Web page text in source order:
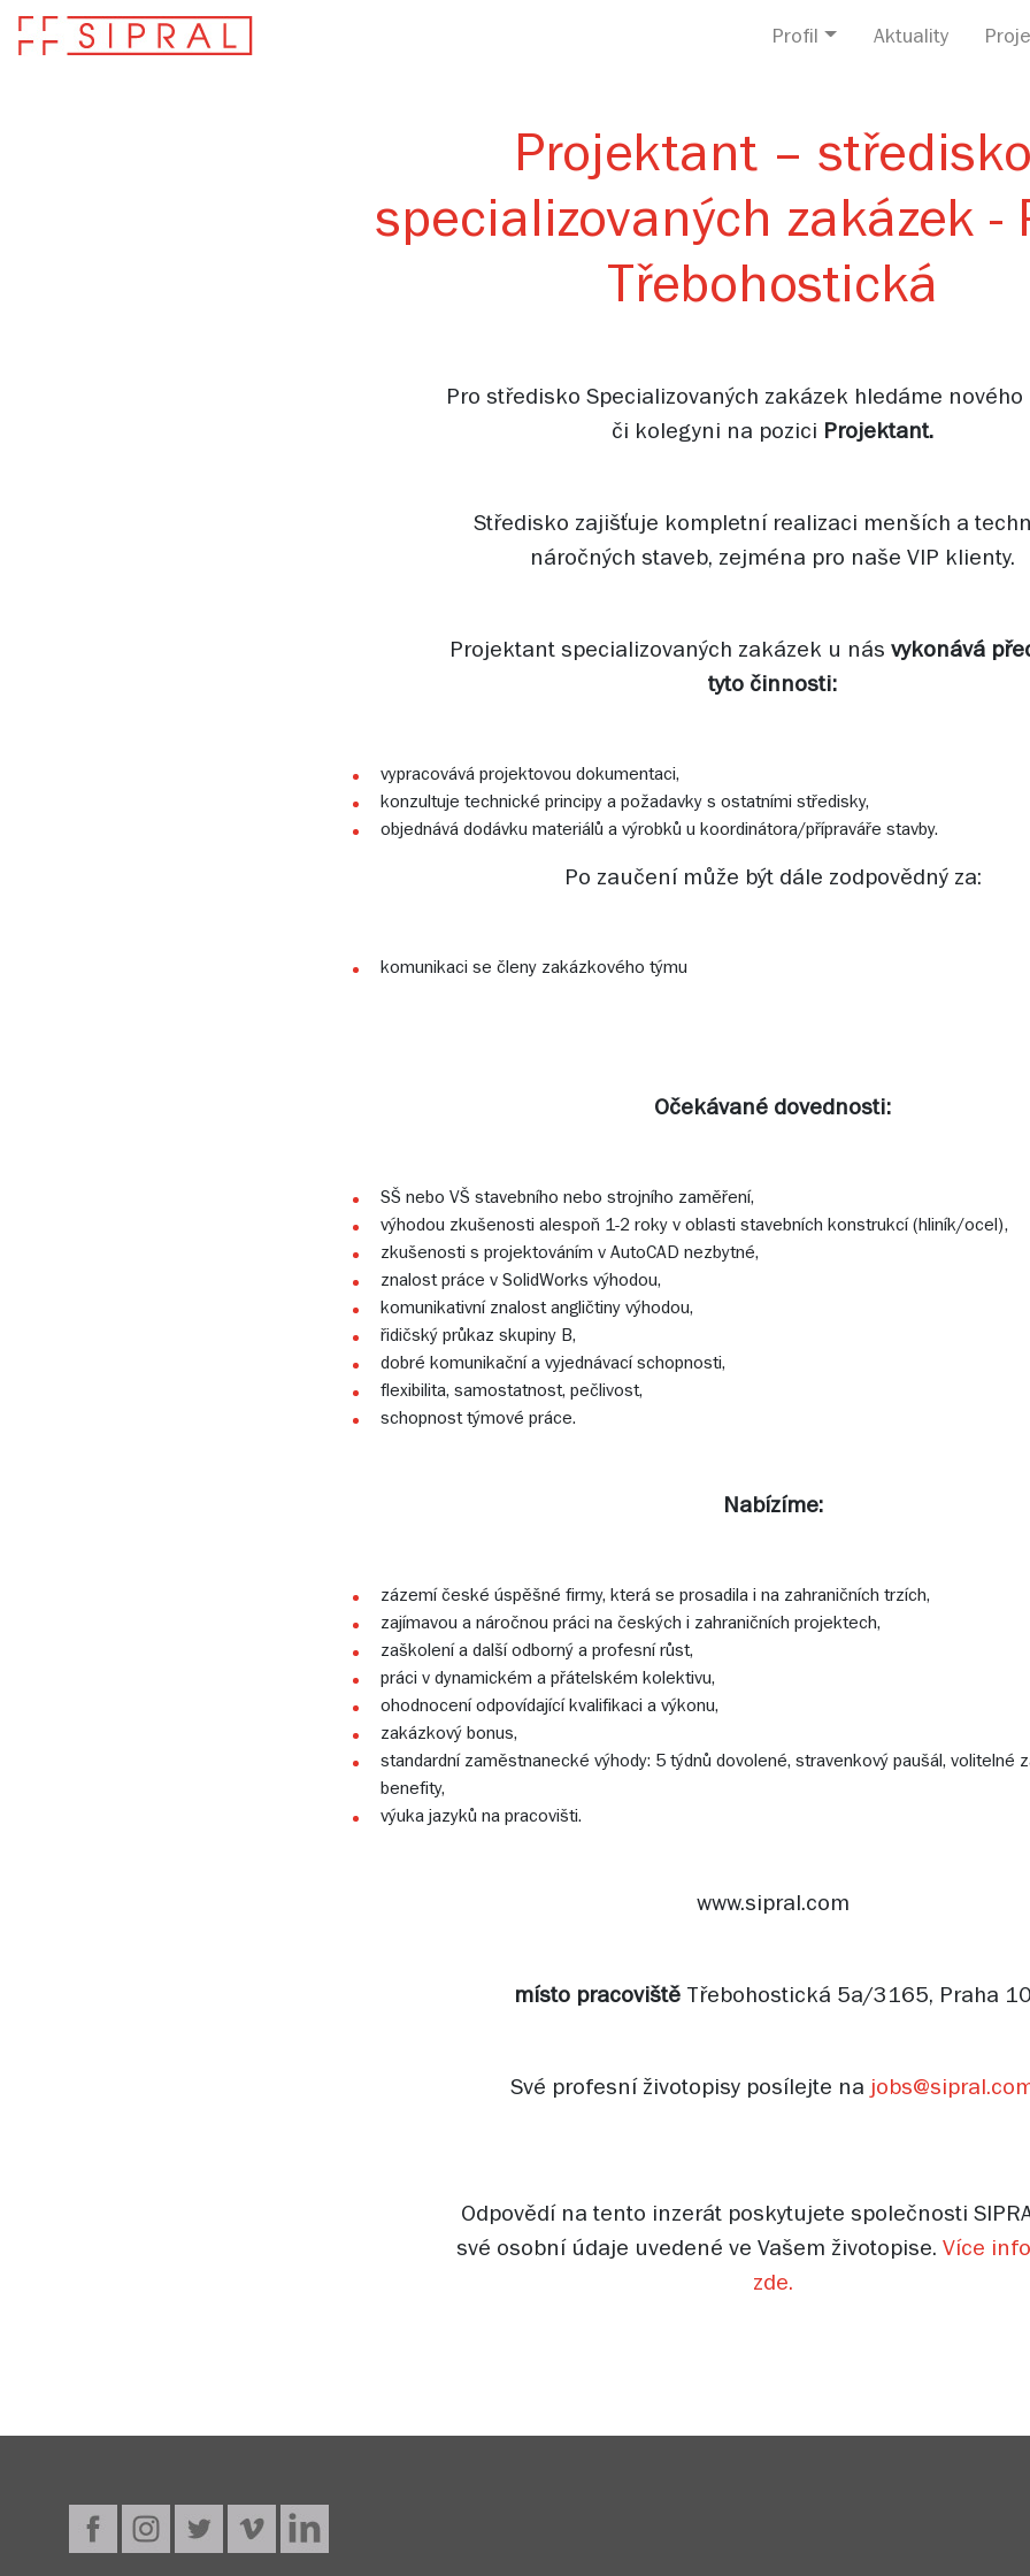
Profil Aktuality
Projektant – středisko
specializovaných zakázek -
Třebohostická
Pro středisko Specializovaných zakázek hledáme nového
či kolegyni na pozici Projektant.
Středisko zajišťuje kompletní realizaci menších a
náročných staveb, zejména pro naše VIP klienty.
Projektant specializovaných zakázek u nás vykonává
tyto činnosti:
vypracovává projektovou dokumentaci,
konzultuje technické principy a požadavky s ostatními středisky,
objednává dodávku materiálů a výrobků u koordinátora/přípraváře stavby.
Po zaučení může být dále zodpovědný za:
komunikaci se členy zakázkového týmu
Očekávané dovednosti:
SŠ nebo VŠ stavebního nebo strojního zaměření,
výhodou zkušenosti alespoň 1-2 roky v oblasti stavebních konstrukcí (hliník/ocel),
zkušenosti s projektováním v AutoCAD nezbytné,
znalost práce v SolidWorks výhodou,
komunikativní znalost angličtiny výhodou,
řidičský průkaz skupiny B,
dobré komunikační a vyjednávací schopnosti,
flexibilita, samostatnost, pečlivost,
schopnost týmové práce.
Nabízíme:
zázemí české úspěšné firmy, která se prosadila i na zahraničních trzích,
zajímavou a náročnou práci na českých i zahraničních projektech,
zaškolení a další odborný a profesní růst,
práci v dynamickém a přátelském kolektivu,
ohodnocení odpovídající kvalifikaci a výkonu,
zakázkový bonus,
standardní zaměstnanecké výhody: 5 týdnů dovolené, stravenkový paušál, volitelné
benefity,
výuka jazyků na pracovišti.
www.sipral.com
místo pracovištěTřebohostická 5a/3165, Praha 10
Své profesní životopisy posílejte na
Odpovědí na tento inzerát poskytujete společnosti
své osobní údaje uvedené ve Vašem životopise. Více
zde.